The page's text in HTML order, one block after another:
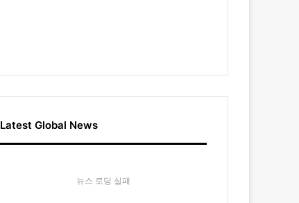
Latest Global News
뉴스 로딩 실패